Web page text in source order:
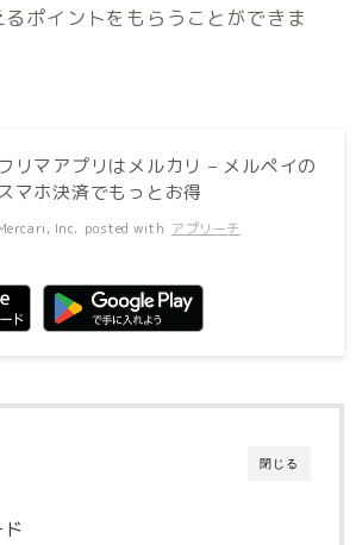
ポイントをもらうことができま
フリマアプリはメルカリ – メルペイの
スマホ決済でもっとお得
Inc. posted with アプリーチ
閉じる